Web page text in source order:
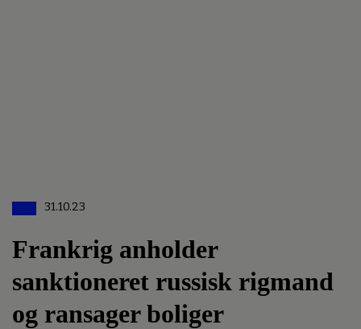
31.10.23
Frankrig anholder
sanktioneret russisk rigmand
og ransager boliger